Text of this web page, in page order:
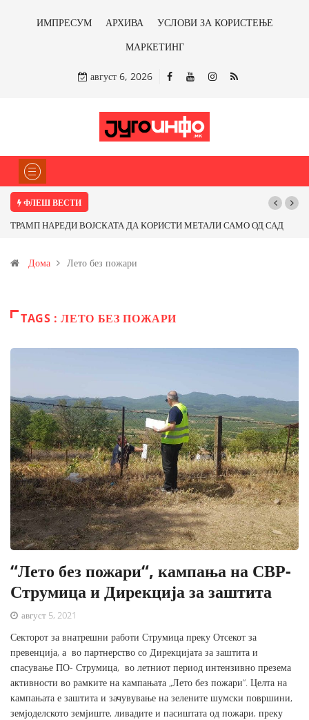
ИМПРЕСУМ АРХИВА
УСЛОВИ ЗА КОРИСТЕЊЕ
МАРКЕТИНГ
август 6, 2026
ФЛЕШ ВЕСТИ
МЕТАЛИ САМО ОД САД
Почнува реконструкцијата на улицата
Дома Лето без пожари
TAGS : ЛЕТО БЕЗ ПОЖАРИ
“Лето без пожари“, кампања на СВР-
Струмица и Дирекција за заштита
август 5, 2021
Секторот за внатрешни работи Струмица преку Отсекот за
превенција, а во партнерство со Дирекцијата за заштита и
спасување ПО- Струмица, во летниот период интензивно презема
активности во рамките на кампањата „Лето без пожари“. Целта на
кампањата е заштита и зачувување на зелените шумски површини,
земјоделското земјиште, ливадите и пасиштата од пожари, преку